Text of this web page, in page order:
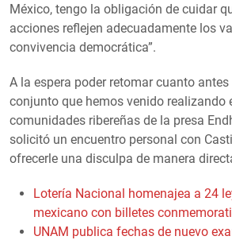
México, tengo la obligación de cuidar
acciones reflejen adecuadamente los
convivencia democrática”.
A la espera poder retomar cuanto
conjunto que hemos venido realizando
comunidades ribereñas de la presa
solicitó un encuentro personal con
ofrecerle una disculpa de manera
Lotería Nacional homenajea a 24
mexicano con billetes
UNAM publica fechas de nuevo